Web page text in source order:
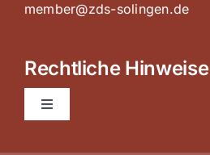
member@zds-solingen.de
Rechtliche Hinweise
Toggle